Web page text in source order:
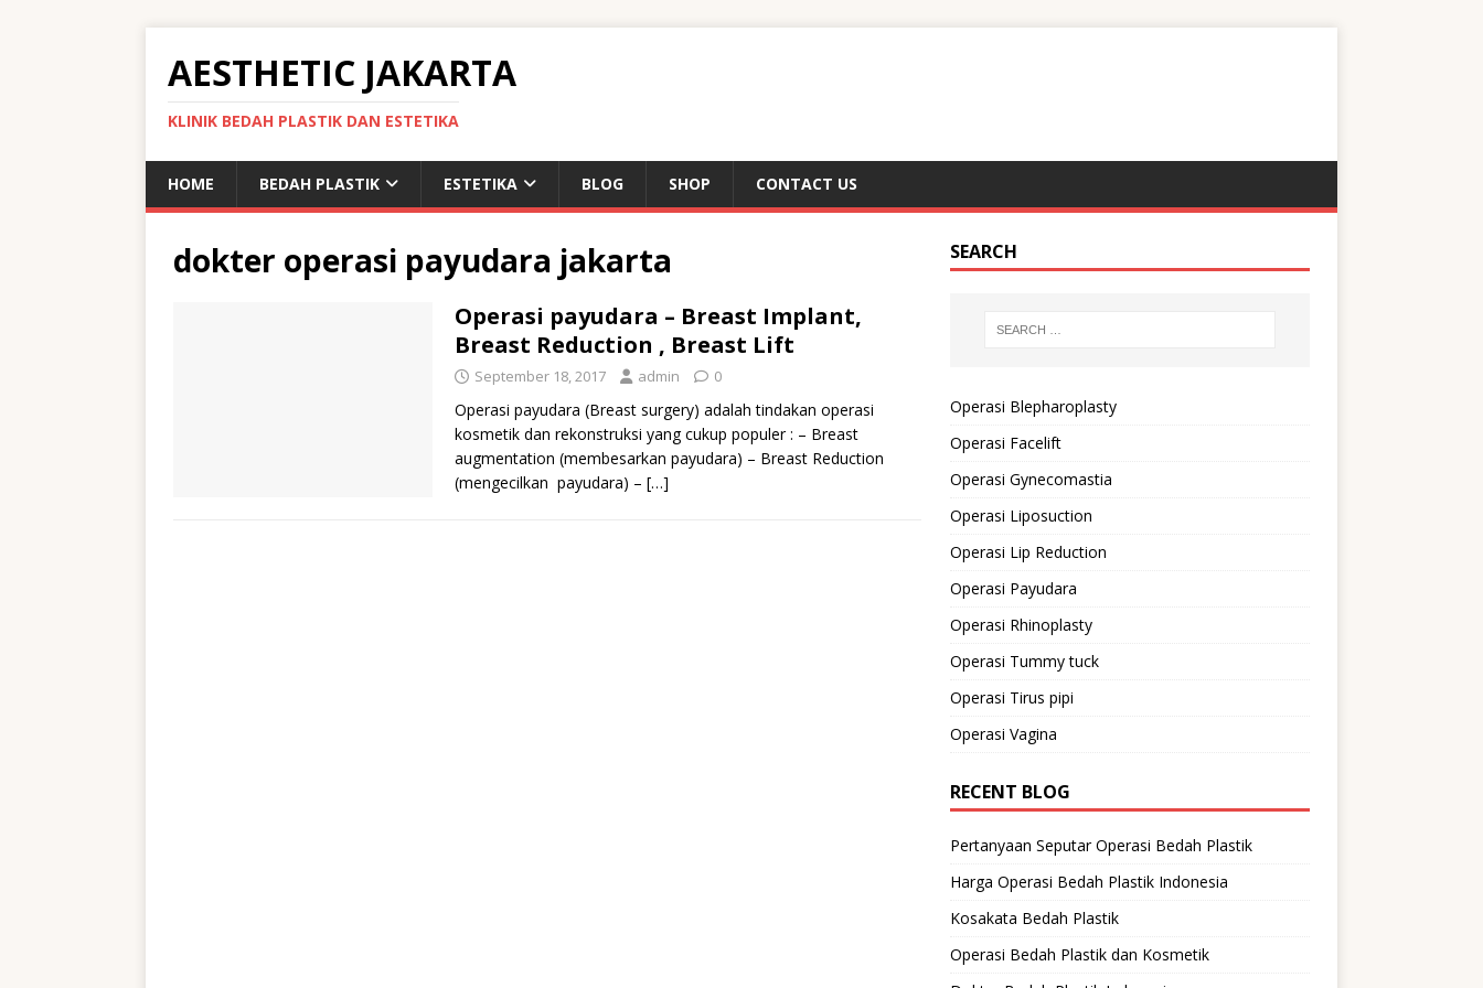
AESTHETIC JAKARTA
KLINIK BEDAH PLASTIK DAN ESTETIKA
HOME BEDAH PLASTIK ESTETIKA BLOG SHOP CONTACT US
dokter operasi payudara jakarta
Operasi payudara – Breast Implant,
Breast Reduction , Breast Lift
September 18, 2017 admin 0
Operasi payudara (Breast surgery) adalah tindakan operasi
kosmetik dan rekonstruksi yang cukup populer : – Breast
augmentation (membesarkan payudara) – Breast Reduction
(mengecilkan payudara) – […]
SEARCH
Operasi Blepharoplasty
Operasi Facelift
Operasi Gynecomastia
Operasi Liposuction
Operasi Lip Reduction
Operasi Payudara
Operasi Rhinoplasty
Operasi Tummy tuck
Operasi Tirus pipi
Operasi Vagina
RECENT BLOG
Pertanyaan Seputar Operasi Bedah Plastik
Harga Operasi Bedah Plastik Indonesia
Kosakata Bedah Plastik
Operasi Bedah Plastik dan Kosmetik